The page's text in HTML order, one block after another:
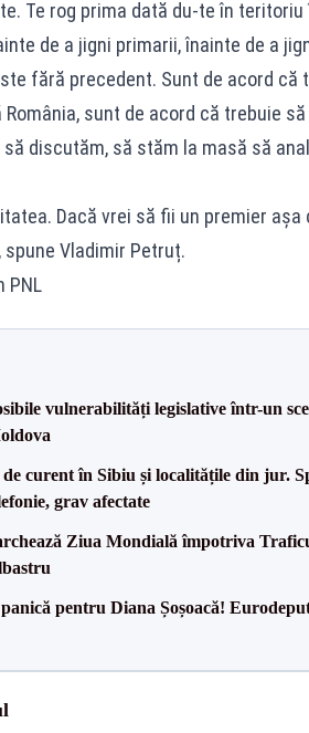
Te rog prima dată du-te în
de a jigni primarii, înainte de a
fără precedent. Sunt de acord
sunt de acord că trebuie
discutăm, să stăm la masă să
Dacă vrei să fii un premier
spune Vladimir Petruț.
PNL
vulnerabilități legislative într-un
de curent în Sibiu și localitățile din jur.
grav afectate
Ziua Mondială împotriva
pentru Diana Șoșoacă!